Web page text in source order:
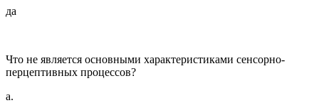
да
Что не является основными характеристиками сенсорно-
перцептивных процессов?
a.